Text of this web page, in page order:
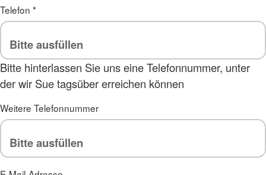
Telefon *
Bitte hinterlassen Sie uns eine Telefonnummer, unter
der wir Sue tagsüber erreichen können
Weitere Telefonnummer